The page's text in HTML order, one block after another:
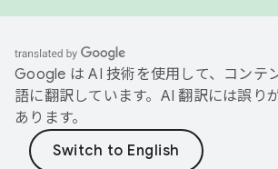
Google は AI 技術を使用して、コンテ
語に翻訳しています。AI 翻訳には誤り
あります。